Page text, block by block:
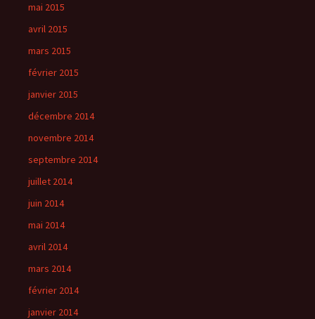
mai 2015
avril 2015
mars 2015
février 2015
janvier 2015
décembre 2014
novembre 2014
septembre 2014
juillet 2014
juin 2014
mai 2014
avril 2014
mars 2014
février 2014
janvier 2014